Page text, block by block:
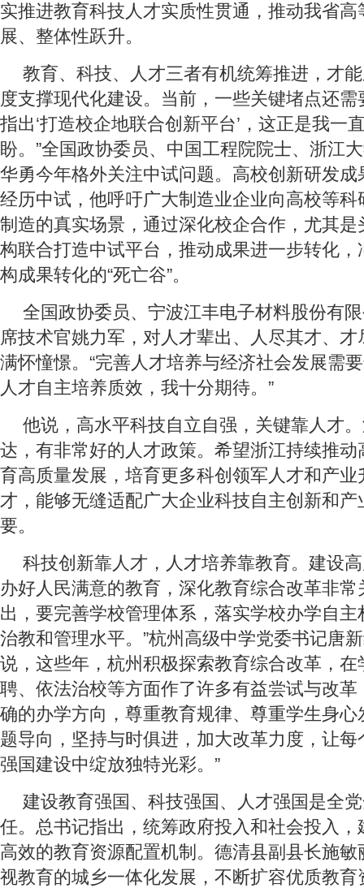
实推进教育科技人才实质性贯通，推动我省
展、整体性跃升。
教育、科技、人才三者有机统筹推进，才
度支撑现代化建设。当前，一些关键堵点还需
指出‘打造校企地联合创新平台’，这正是我一
盼。”全国政协委员、中国工程院院士、浙江
华勇今年格外关注中试问题。高校创新研发
经历中试，他呼吁广大制造业企业向高校等
制造的真实场景，通过深化校企合作，尤其
构联合打造中试平台，推动成果进一步转化
构成果转化的“死亡谷”。
全国政协委员、宁波江丰电子材料股份有
席技术官姚力军，对人才辈出、人尽其才、
满怀憧憬。“完善人才培养与经济社会发展需
人才自主培养质效，我十分期待。”
他说，高水平科技自立自强，关键靠人才
达，有非常好的人才政策。希望浙江持续推
育高质量发展，培育更多科创领军人才和产
才，能够无缝适配广大企业科技自主创新和产
要。
科技创新靠人才，人才培养靠教育。建设
办好人民满意的教育，深化教育综合改革非常
出，要完善学校管理体系，落实学校办学自
治教和管理水平。”杭州高级中学党委书记唐
说，这些年，杭州积极探索教育综合改革，
聘、依法治校等方面作了许多有益尝试与改革
确的办学方向，尊重教育规律、尊重学生身
题导向，坚持与时俱进，加大改革力度，让
强国建设中绽放独特光彩。”
建设教育强国、科技强国、人才强国是全
任。总书记指出，统筹政府投入和社会投入
高效的教育资源配置机制。德清县副县长施
视教育的城乡一体化发展，不断扩容优质教